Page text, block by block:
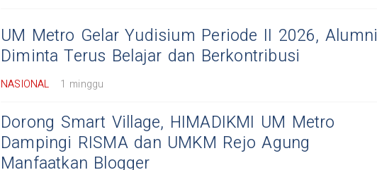
UM Metro Gelar Yudisium Periode II 2026, Alumni
Diminta Terus Belajar dan Berkontribusi
NASIONAL 1 minggu
Dorong Smart Village, HIMADIKMI UM Metro
Dampingi RISMA dan UMKM Rejo Agung
Manfaatkan Blogger